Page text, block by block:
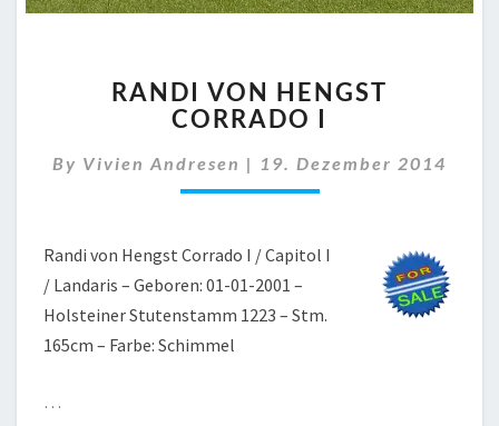
VON
HENGST
RANDI VON HENGST
CORRADO I
By Vivien Andresen | 19. Dezember 2014
Randi von Hengst Corrado I / Capitol I
/ Landaris – Geboren: 01-01-2001 –
Holsteiner Stutenstamm 1223 – Stm.
165cm – Farbe: Schimmel
…